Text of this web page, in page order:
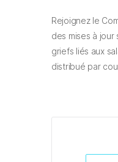
Rejoignez le
des mises à
griefs liés aux
distribué par